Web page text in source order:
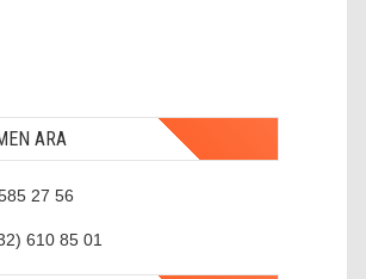
ARA
27 56
610 85 01